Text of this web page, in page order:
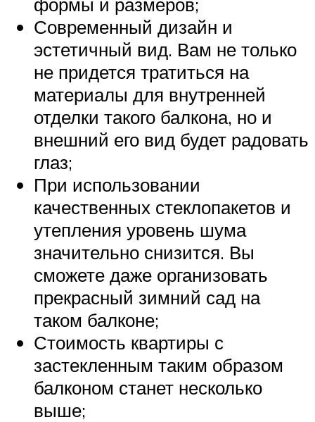
Современный дизайн и
эстетичный вид. Вам не только
не придется тратиться на
материалы для внутренней
отделки такого балкона, но и
внешний его вид будет радовать
глаз;
При использовании
качественных стеклопакетов и
утепления уровень шума
значительно снизится. Вы
сможете даже организовать
прекрасный зимний сад на
таком балконе;
Стоимость квартиры с
застекленным таким образом
балконом станет несколько
выше;